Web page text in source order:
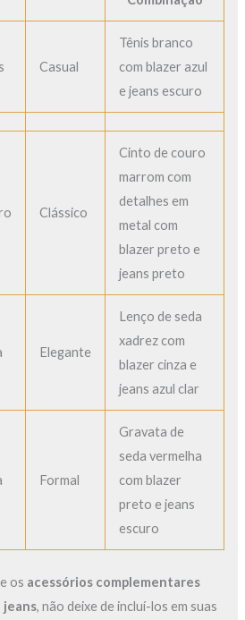
Casual
Tênis branco
com blazer azul
e jeans escuro
Clássico
Cinto de couro
marrom com
detalhes em
metal com
blazer preto e
jeans preto
Elegante
Lenço de seda
xadrez com
blazer cinza e
jeans azul clar
Formal
Gravata de
seda vermelha
com blazer
preto e jeans
escuro
os acessórios complementares
jeans, não deixe de incluí-los em suas